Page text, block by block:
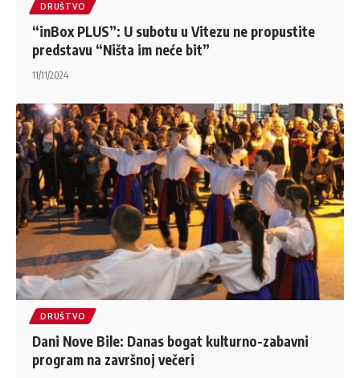
DRUŠTVO
“inBox PLUS”: U subotu u Vitezu ne propustite
predstavu “Ništa im neće bit”
11/11/2024
DRUŠTVO
Dani Nove Bile: Danas bogat kulturno-zabavni
program na završnoj večeri